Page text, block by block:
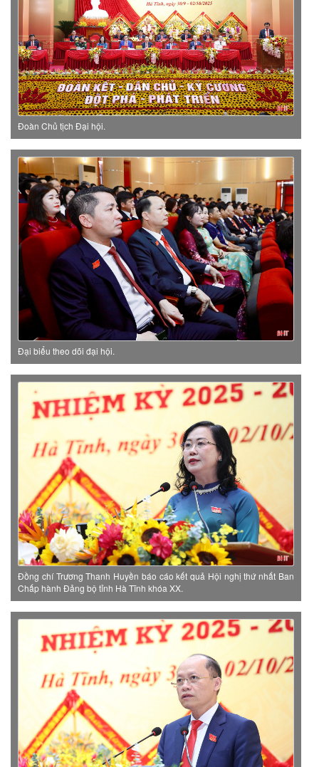
Đoàn Chủ tịch Đại hội.
Đại biểu theo dõi đại hội.
Đồng chí Trương Thanh Huyền báo cáo kết quả Hội nghị thứ nhất Ban
Chấp hành Đảng bộ tỉnh Hà Tĩnh khóa XX.